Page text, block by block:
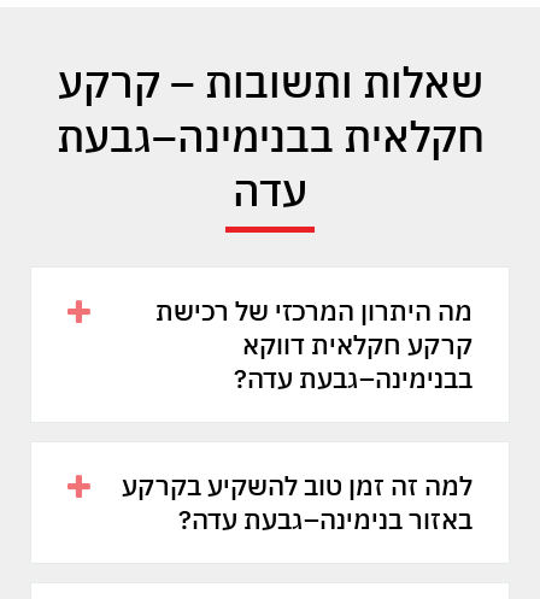
שאלות ותשובות – קרקע
חקלאית בבנימינה–גבעת
עדה
מה היתרון המרכזי של רכישת
קרקע חקלאית דווקא
בבנימינה–גבעת עדה?
למה זה זמן טוב להשקיע בקרקע
באזור בנימינה–גבעת עדה?